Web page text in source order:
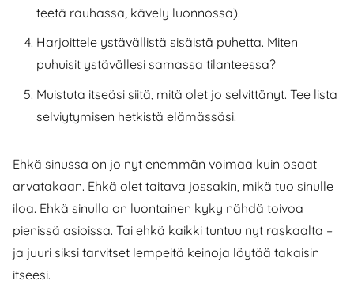
teetä rauhassa, kävely luonnossa).
Harjoittele ystävällistä sisäistä puhetta. Miten
puhuisit ystävällesi samassa tilanteessa?
Muistuta itseäsi siitä, mitä olet jo selvittänyt. Tee lista
selviytymisen hetkistä elämässäsi.
Ehkä sinussa on jo nyt enemmän voimaa kuin osaat
arvatakaan. Ehkä olet taitava jossakin, mikä tuo sinulle
iloa. Ehkä sinulla on luontainen kyky nähdä toivoa
pienissä asioissa. Tai ehkä kaikki tuntuu nyt raskaalta –
ja juuri siksi tarvitset lempeitä keinoja löytää takaisin
itseesi.